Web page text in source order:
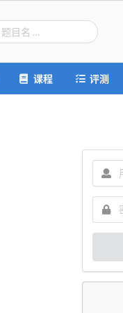
课程 评测